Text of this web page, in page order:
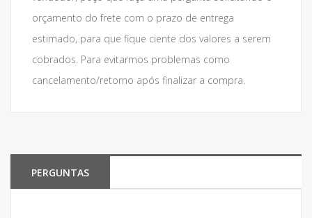
orçamento do frete com o prazo de entrega
estimado, para que fique ciente dos valores a serem
cobrados. Para evitarmos problemas como
cancelamento/retorno após finalizar a compra.
PERGUNTAS